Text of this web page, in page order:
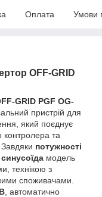
Оплата Умови
OFF-GRID
GRID PGF OG-
пристрій для
який поєднує
контролера та
потужності
модель
технікою з
споживачами.
, автоматично